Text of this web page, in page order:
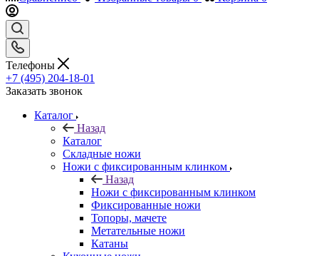
Телефоны
+7 (495) 204-18-01
Заказать звонок
Каталог
Назад
Каталог
Складные ножи
Ножи с фиксированным клинком
Назад
Ножи с фиксированным клинком
Фиксированные ножи
Топоры, мачете
Метательные ножи
Катаны